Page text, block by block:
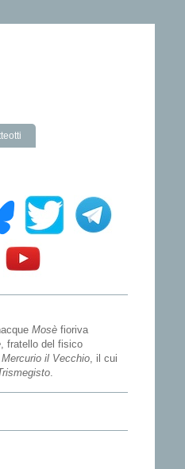
Mosè fioriva
, fratello del fisico
Mercurio il Vecchio , il cui